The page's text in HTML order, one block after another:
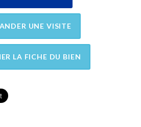
UNE VISITE
LA FICHE DU BIEN